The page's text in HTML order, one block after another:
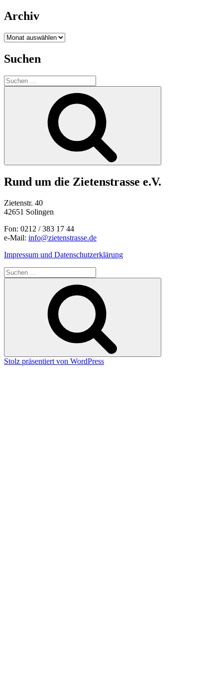
Archiv
Archiv
Suchen
Suchen
nach:
Rund um die Zietenstrasse e.V.
Zietenstr. 40
42651 Solingen
Fon: 0212 / 383 17 44
e-Mail: info@zietenstrasse.de
Impressum und Datenschutzerklärung
Suchen
nach:
Stolz präsentiert von WordPress